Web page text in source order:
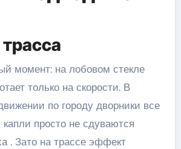
момент: на лобовом стекле
только на скорости. В
по городу дворники все
просто не сдуваются
. Зато на трассе эффект